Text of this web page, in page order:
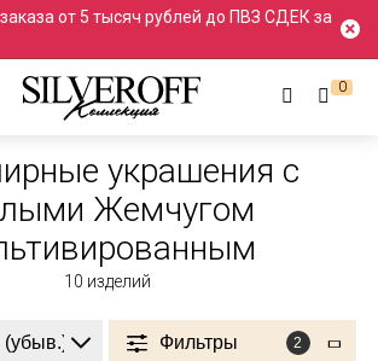
от 5 тысяч рублей до ПВЗ СДЕК за
0
Жемчуг культивированный
украшения с
Жемчугом
10 изделий
Фильтры 2